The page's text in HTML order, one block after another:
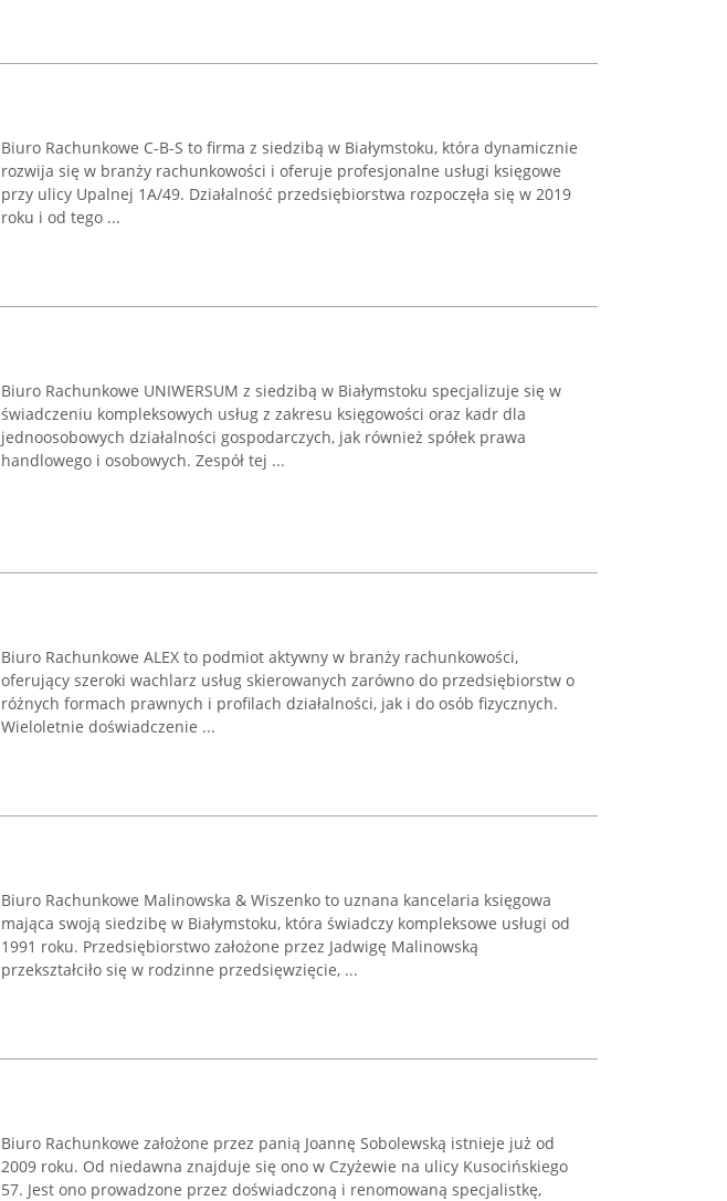
Biuro Rachunkowe C-B-S to firma z siedzibą w Białymstoku, która dynamicznie
rozwija się w branży rachunkowości i oferuje profesjonalne usługi księgowe
przy ulicy Upalnej 1A/49. Działalność przedsiębiorstwa rozpoczęła się w 2019
roku i od tego ...
Biuro Rachunkowe UNIWERSUM z siedzibą w Białymstoku specjalizuje się w
świadczeniu kompleksowych usług z zakresu księgowości oraz kadr dla
jednoosobowych działalności gospodarczych, jak również spółek prawa
handlowego i osobowych. Zespół tej ...
Biuro Rachunkowe ALEX to podmiot aktywny w branży rachunkowości,
oferujący szeroki wachlarz usług skierowanych zarówno do przedsiębiorstw o
różnych formach prawnych i profilach działalności, jak i do osób fizycznych.
Wieloletnie doświadczenie ...
Biuro Rachunkowe Malinowska & Wiszenko to uznana kancelaria księgowa
mająca swoją siedzibę w Białymstoku, która świadczy kompleksowe usługi od
1991 roku. Przedsiębiorstwo założone przez Jadwigę Malinowską
przekształciło się w rodzinne przedsięwzięcie, ...
Biuro Rachunkowe założone przez panią Joannę Sobolewską istnieje już od
2009 roku. Od niedawna znajduje się ono w Czyżewie na ulicy Kusocińskiego
57. Jest ono prowadzone przez doświadczoną i renomowaną specjalistkę,